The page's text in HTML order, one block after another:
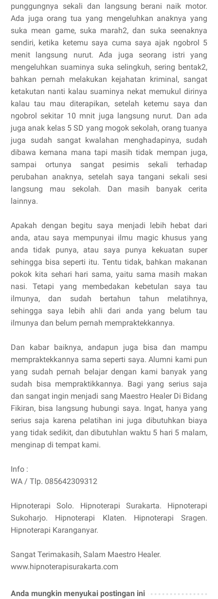
punggungnya sekali dan langsung berani naik motor.
Ada juga orang tua yang mengeluhkan anaknya yang
suka mean game, suka marah2, dan suka seenaknya
sendiri, ketika ketemu saya cuma saya ajak ngobrol 5
menit langsung nurut. Ada juga seorang istri yang
mengeluhkan suaminya suka selingkuh, sering bentak2,
bahkan pernah melakukan kejahatan kriminal, sangat
ketakutan nanti kalau suaminya nekat memukul dirinya
kalau tau mau diterapikan, setelah ketemu saya dan
ngobrol sekitar 10 mnit juga langsung nurut. Dan ada
juga anak kelas 5 SD yang mogok sekolah, orang tuanya
juga sudah sangat kwalahan menghadapinya, sudah
dibawa kemana mana tapi masih tidak mempan juga,
sampai ortunya sangat pesimis sekali terhadap
perubahan anaknya, setelah saya tangani sekali sesi
langsung mau sekolah. Dan masih banyak cerita
lainnya.
Apakah dengan begitu saya menjadi lebih hebat dari
anda, atau saya mempunyai ilmu magic khusus yang
anda tidak punya, atau saya punya kekuatan super
sehingga bisa seperti itu. Tentu tidak, bahkan makanan
pokok kita sehari hari sama, yaitu sama masih makan
nasi. Tetapi yang membedakan kebetulan saya tau
ilmunya, dan sudah bertahun tahun melatihnya,
sehingga saya lebih ahli dari anda yang belum tau
ilmunya dan belum pernah mempraktekkannya.
Dan kabar baiknya, andapun juga bisa dan mampu
mempraktekkannya sama seperti saya. Alumni kami pun
yang sudah pernah belajar dengan kami banyak yang
sudah bisa mempraktikkannya. Bagi yang serius saja
dan sangat ingin menjadi sang Maestro Healer Di Bidang
Fikiran, bisa langsung hubungi saya. Ingat, hanya yang
serius saja karena pelatihan ini juga dibutuhkan biaya
yang tidak sedikit, dan dibutuhlan waktu 5 hari 5 malam,
menginap di tempat kami.
Info :
WA / Tlp. 085642309312
Hipnoterapi Solo. Hipnoterapi Surakarta. Hipnoterapi
Sukoharjo. Hipnoterapi Klaten. Hipnoterapi Sragen.
Hipnoterapi Karanganyar.
Sangat Terimakasih, Salam Maestro Healer.
www.hipnoterapisurakarta.com
Anda mungkin menyukai postingan ini